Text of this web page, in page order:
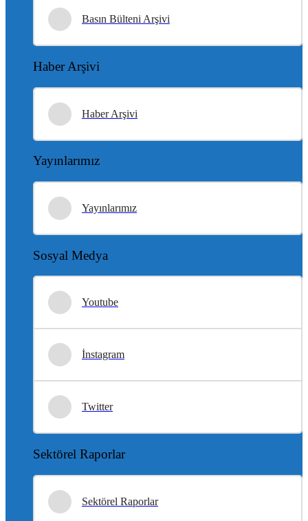
Basın Bülteni Arşivi
Haber Arşivi
Haber Arşivi
Yayınlarımız
Yayınlarımız
Sosyal Medya
Youtube
İnstagram
Twitter
Sektörel Raporlar
Sektörel Raporlar